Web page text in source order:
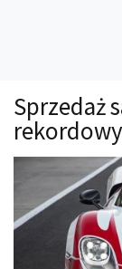
Technika
Oświetlenie
Kalkulatory
Przelicznik
Auto z niemiec
Sprzedaż